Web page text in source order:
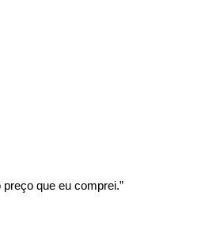
que eu comprei.”